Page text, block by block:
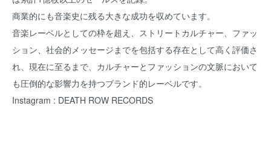
商業的にも音楽史に残る大きな成功を収めています。
音楽レーベルとしての枠を超え、ストリートカルチャー、ファッ
ション、社会的メッセージまでを包括する存在として高く評価さ
れ、現在に至るまで、カルチャーとファッションの文脈において
も圧倒的な影響力を持つブランド的レーベルです。
Instagram : DEATH ROW RECORDS